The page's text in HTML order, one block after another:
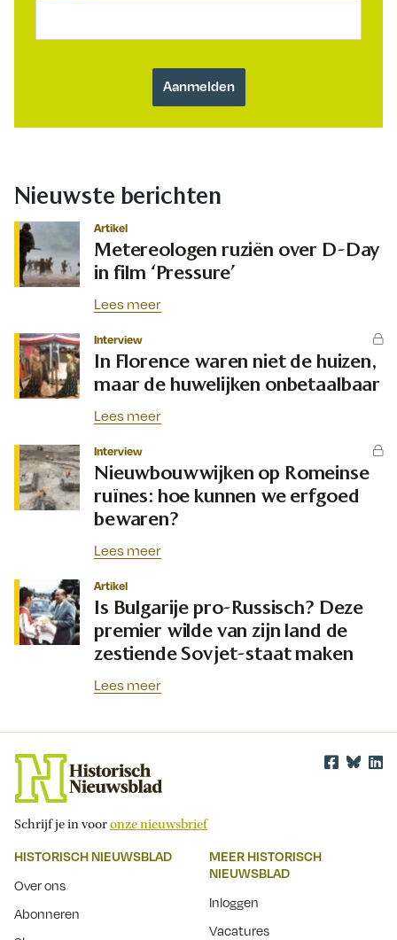
Nieuwste berichten
Artikel
Metereologen ruziën over D-Day
in film ‘Pressure’
Lees meer
Interview
In Florence waren niet de huizen,
maar de huwelijken onbetaalbaar
Lees meer
Interview
Nieuwbouwwijken op Romeinse
ruïnes: hoe kunnen we erfgoed
bewaren?
Lees meer
Artikel
Is Bulgarije pro-Russisch? Deze
premier wilde van zijn land de
zestiende Sovjet-staat maken
Lees meer
Schrijf je in vooronze nieuwsbrief
HISTORISCH NIEUWSBLAD
Over ons
Abonneren
MEER HISTORISCH
NIEUWSBLAD
Inloggen
Vacatures